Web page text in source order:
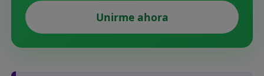
Unirme ahora